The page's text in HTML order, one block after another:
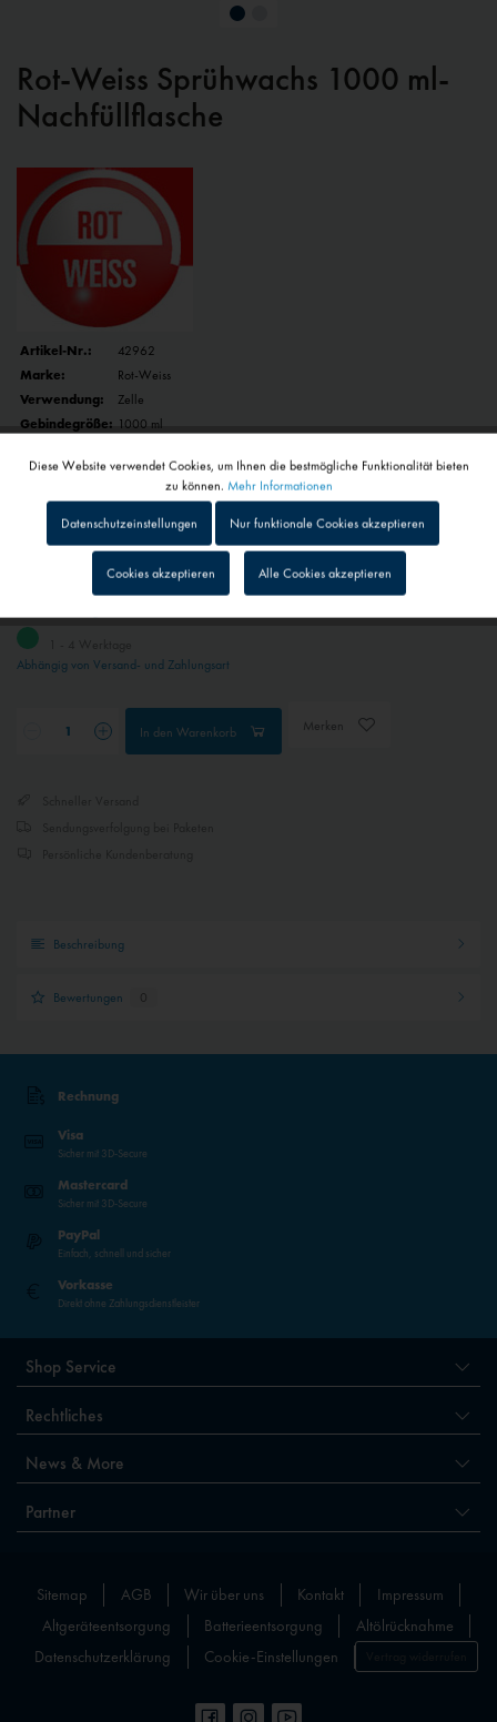
Rot-Weiss Sprühwachs 1000 ml-
Nachfüllflasche
Artikel-Nr.:
42962
Marke:
Rot-Weiss
Verwendung:
Zelle
Gebindegröße: 1000 ml
Artikelbezeichnung:
25,90 € *
Abhängig von Versand- und Zahlungsart
In den Warenkorb Merken
Beschreibung
Bewertungen 0
Rechnung
Visa
Sicher mit 3D-Secure
Mastercard
Sicher mit 3D-Secure
PayPal
Einfach, schnell und sicher
Vorkasse
Direkt ohne Zahlungsdienstleister
Shop Service
Rechtliches
News & More
Partner
Sitemap AGB Wir über uns Kontakt
Impressum
Altgeräteentsorgung
Batterieentsorgung
Altölrücknahme
Datenschutzerklärung
Cookie-Einstellungen
Tracking Inaktiv
Personalisierung Inaktiv
Externe Medien
Diese Website verwendet Cookies, um Ihnen die bestmögliche Funktionalität bieten
zu können. Mehr Informationen
Datenschutzeinstellungen Nur funktionale Cookies akzeptieren
Cookies akzeptieren Alle Cookies akzeptieren